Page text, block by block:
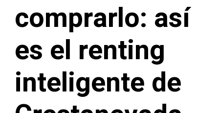
comprarlo: así
es el renting
inteligente de